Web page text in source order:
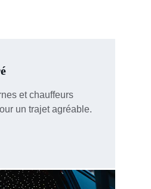
et chauffeurs
un trajet agréable.